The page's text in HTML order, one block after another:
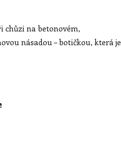
chůzi na betonovém,
násadou – botičkou, která je